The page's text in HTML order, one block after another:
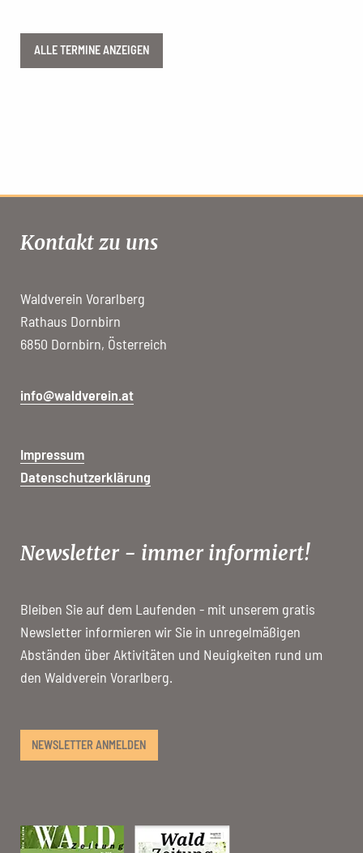
ALLE TERMINE ANZEIGEN
Kontakt zu uns
Waldverein Vorarlberg
Rathaus Dornbirn
6850 Dornbirn, Österreich
info@waldverein.at
Impressum
Datenschutzerklärung
Newsletter - immer informiert!
Bleiben Sie auf dem Laufenden - mit unserem gratis
Newsletter informieren wir Sie in unregelmäßigen
Abständen über Aktivitäten und Neuigkeiten rund um
den Waldverein Vorarlberg.
NEWSLETTER ANMELDEN